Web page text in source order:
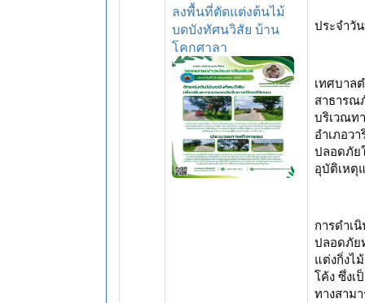
ลงพื้นที่ตัดแต่งต้นไม้
บดบังทัศนวิสัย บ้าน
โคกศาลา
ประจำวั
เทศบาล
สาธารณ
บริเวณท
อำเภอว
ปลอดภัย
อุบัติเหตุ
การดำเ
ปลอดภัย
แต่งกิ่งไ
โค้ง ซึ่งเ
ทางสาม